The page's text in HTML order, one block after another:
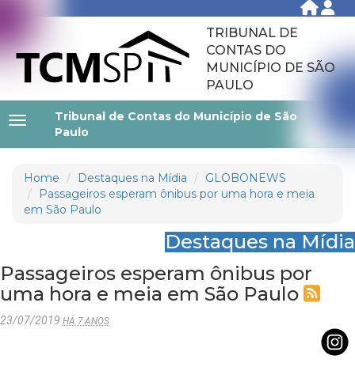
TRIBUNAL DE
CONTAS DO
MUNICÍPIO DE SÃO
PAULO
Tribunal de Contas do Município de São
Paulo
Home Destaques na Mídia
GLOBONEWS
Passageiros esperam ônibus por uma hora e meia
em São Paulo
Destaques na Mídia
Passageiros esperam ônibus por
uma hora e meia em São Paulo
23/07/2019 HÁ 7 ANOS